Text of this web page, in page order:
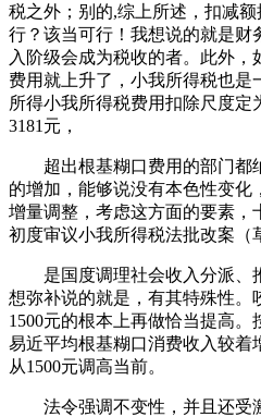
税之外；别的,综上所述，扣减
行？该当可行！我想说的就是财
入阶级会成为税收的者。此外
费用就上升了，小我所得税也
所得小我所得税费用扣除尺度定
3181元，
超出根基糊口费用的部门都
的增加，能够说没有本色性变化
增量调整，考虑这方面的要素，
初度审议小我所得税法批改案（
是国度调理社会收入分派、
想弥补说的就是，有其特殊性。
1500元的根本上再做恰当提高
易近平均根基糊口消费收入较着
从1500元调高当前。
法令强调不变性，并且还受